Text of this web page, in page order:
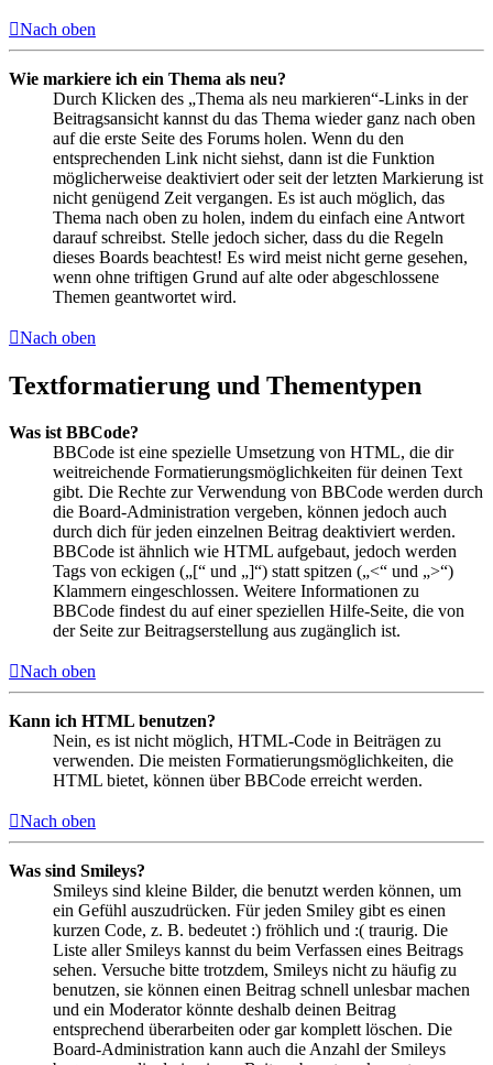
Nach oben
Wie markiere ich ein Thema als neu?
Durch Klicken des „Thema als neu markieren“-Links in der
Beitragsansicht kannst du das Thema wieder ganz nach oben
auf die erste Seite des Forums holen. Wenn du den
entsprechenden Link nicht siehst, dann ist die Funktion
möglicherweise deaktiviert oder seit der letzten Markierung ist
nicht genügend Zeit vergangen. Es ist auch möglich, das
Thema nach oben zu holen, indem du einfach eine Antwort
darauf schreibst. Stelle jedoch sicher, dass du die Regeln
dieses Boards beachtest! Es wird meist nicht gerne gesehen,
wenn ohne triftigen Grund auf alte oder abgeschlossene
Themen geantwortet wird.
Nach oben
Textformatierung und Thementypen
Was ist BBCode?
BBCode ist eine spezielle Umsetzung von HTML, die dir
weitreichende Formatierungsmöglichkeiten für deinen Text
gibt. Die Rechte zur Verwendung von BBCode werden durch
die Board-Administration vergeben, können jedoch auch
durch dich für jeden einzelnen Beitrag deaktiviert werden.
BBCode ist ähnlich wie HTML aufgebaut, jedoch werden
Tags von eckigen („[“ und „]“) statt spitzen („<“ und „>“)
Klammern eingeschlossen. Weitere Informationen zu
BBCode findest du auf einer speziellen Hilfe-Seite, die von
der Seite zur Beitragserstellung aus zugänglich ist.
Nach oben
Kann ich HTML benutzen?
Nein, es ist nicht möglich, HTML-Code in Beiträgen zu
verwenden. Die meisten Formatierungsmöglichkeiten, die
HTML bietet, können über BBCode erreicht werden.
Nach oben
Was sind Smileys?
Smileys sind kleine Bilder, die benutzt werden können, um
ein Gefühl auszudrücken. Für jeden Smiley gibt es einen
kurzen Code, z. B. bedeutet :) fröhlich und :( traurig. Die
Liste aller Smileys kannst du beim Verfassen eines Beitrags
sehen. Versuche bitte trotzdem, Smileys nicht zu häufig zu
benutzen, sie können einen Beitrag schnell unlesbar machen
und ein Moderator könnte deshalb deinen Beitrag
entsprechend überarbeiten oder gar komplett löschen. Die
Board-Administration kann auch die Anzahl der Smileys